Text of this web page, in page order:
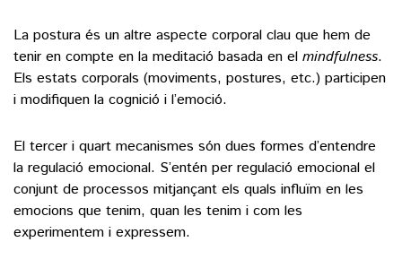
La postura és un altre aspecte corporal clau que hem de
tenir en compte en la meditació basada en el mindfulness.
Els estats corporals (moviments, postures, etc.) participen
i modifiquen la cognició i l’emoció.
El tercer i quart mecanismes són dues formes d’entendre
la regulació emocional. S’entén per regulació emocional el
conjunt de processos mitjançant els quals influïm en les
emocions que tenim, quan les tenim i com les
experimentem i expressem.